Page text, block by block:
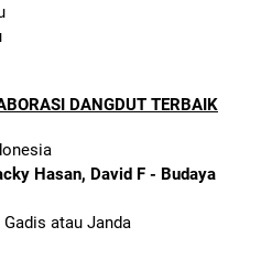
DANGDUT TERBAIK
Hasan, David F - Budaya
Gadis atau Janda